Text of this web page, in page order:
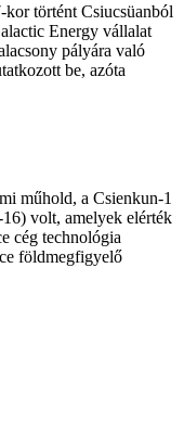
történt Csiucsüanból
Energy vállalat
pályára való
be, azóta
műhold, a Csienkun-1
volt, amelyek elérték
cég technológia
földmegfigyelő